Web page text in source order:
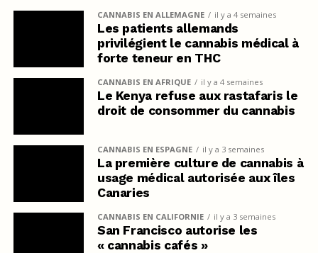
CANNABIS EN ALLEMAGNE il y a 4 semaines
Les patients allemands
privilégient le cannabis médical à
forte teneur en THC
CANNABIS EN AFRIQUE il y a 4 semaines
Le Kenya refuse aux rastafaris le
droit de consommer du cannabis
CANNABIS EN ESPAGNE il y a 3 semaines
La première culture de cannabis à
usage médical autorisée aux îles
Canaries
CANNABIS EN CALIFORNIE il y a 3 semaines
San Francisco autorise les
« cannabis cafés »